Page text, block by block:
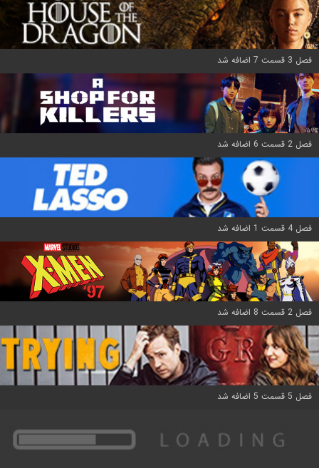
فصل 3 قسمت 7 اضافه شد
فصل 2 قسمت 6 اضافه شد
فصل 4 قسمت 1 اضافه شد
فصل 2 قسمت 8 اضافه شد
فصل 5 قسمت 5 اضافه شد